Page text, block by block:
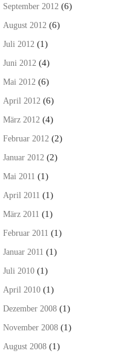
September 2012 (6)
August 2012 (6)
Juli 2012 (1)
Juni 2012 (4)
Mai 2012 (6)
April 2012 (6)
März 2012 (4)
Februar 2012 (2)
Januar 2012 (2)
Mai 2011 (1)
April 2011 (1)
März 2011 (1)
Februar 2011 (1)
Januar 2011 (1)
Juli 2010 (1)
April 2010 (1)
Dezember 2008 (1)
November 2008 (1)
August 2008 (1)